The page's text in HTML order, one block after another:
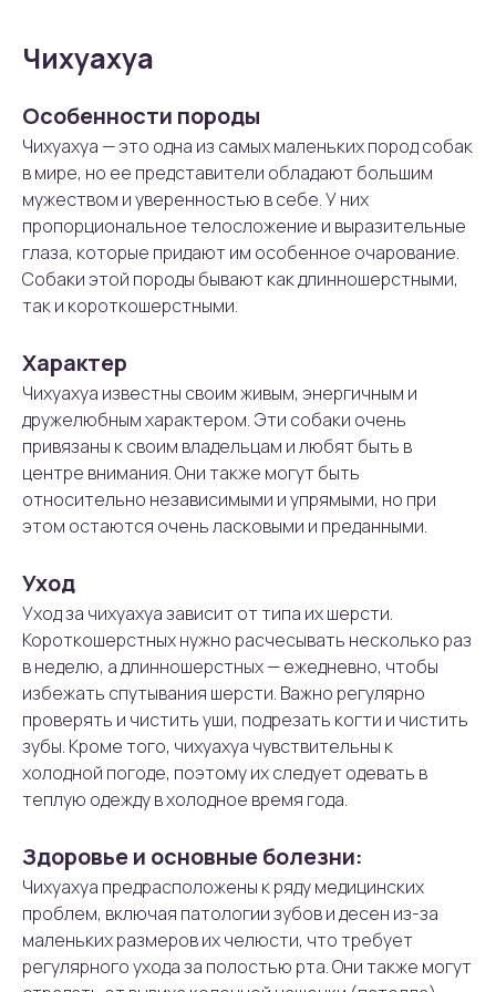
Чихуахуа
Особенности породы
Чихуахуа — это одна из самых маленьких пород собак
в мире, но ее представители обладают большим
мужеством и уверенностью в себе. У них
пропорциональное телосложение и выразительные
глаза, которые придают им особенное очарование.
Собаки этой породы бывают как длинношерстными,
так и короткошерстными.
Характер
Чихуахуа известны своим живым, энергичным и
дружелюбным характером. Эти собаки очень
привязаны к своим владельцам и любят быть в
центре внимания. Они также могут быть
относительно независимыми и упрямыми, но при
этом остаются очень ласковыми и преданными.
Уход
Уход за чихуахуа зависит от типа их шерсти.
Короткошерстных нужно расчесывать несколько раз
в неделю, а длинношерстных — ежедневно, чтобы
избежать спутывания шерсти. Важно регулярно
проверять и чистить уши, подрезать когти и чистить
зубы. Кроме того, чихуахуа чувствительны к
холодной погоде, поэтому их следует одевать в
теплую одежду в холодное время года.
Здоровье и основные болезни:
Чихуахуа предрасположены к ряду медицинских
проблем, включая патологии зубов и десен из-за
маленьких размеров их челюсти, что требует
регулярного ухода за полостью рта. Они также могут